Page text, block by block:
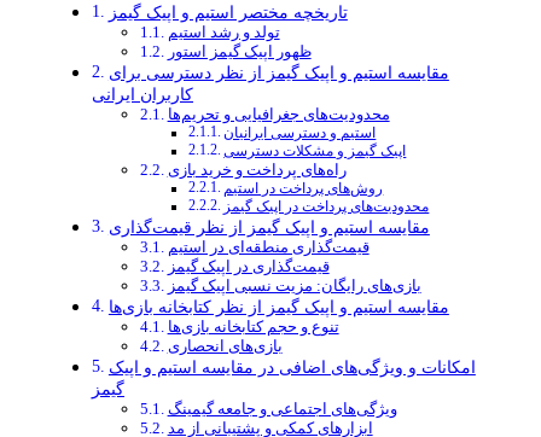
تاریخچه مختصر استیم و اپیک گیمز
تولد و رشد استیم
ظهور اپیک گیمز استور
مقایسه استیم و اپیک گیمز از نظر دسترسی برای
کاربران ایرانی
محدودیت‌های جغرافیایی و تحریم‌ها
استیم و دسترسی ایرانیان
اپیک گیمز و مشکلات دسترسی
راه‌های پرداخت و خرید بازی
روش‌های پرداخت در استیم
محدودیت‌های پرداخت در اپیک گیمز
مقایسه استیم و اپیک گیمز از نظر قیمت‌گذاری
قیمت‌گذاری منطقه‌ای در استیم
قیمت‌گذاری در اپیک گیمز
بازی‌های رایگان: مزیت نسبی اپیک گیمز
مقایسه استیم و اپیک گیمز از نظر کتابخانه بازی‌ها
تنوع و حجم کتابخانه بازی‌ها
بازی‌های انحصاری
امکانات و ویژگی‌های اضافی در مقایسه استیم و اپیک
گیمز
ویژگی‌های اجتماعی و جامعه گیمینگ
ابزارهای کمکی و پشتیبانی از مد